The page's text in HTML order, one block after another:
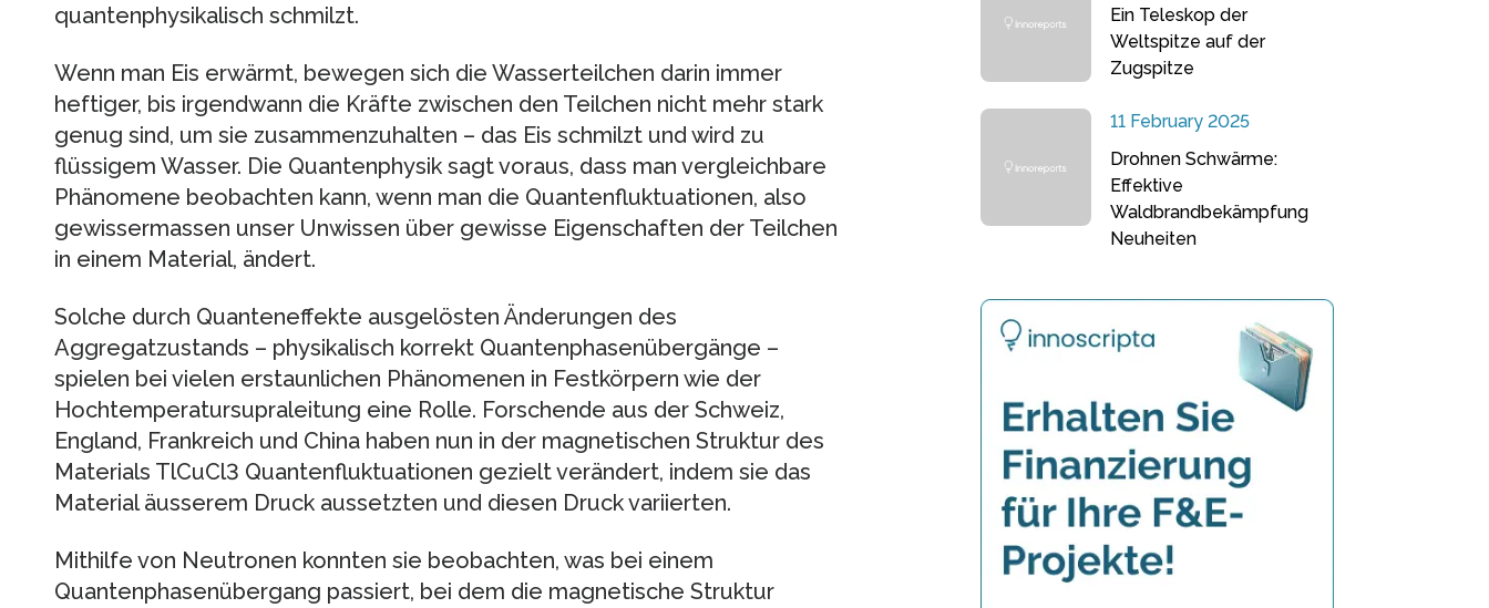
quantenphysikalisch schmilzt.
Wenn man Eis erwärmt, bewegen sich die Wasserteilchen darin immer
heftiger, bis irgendwann die Kräfte zwischen den Teilchen nicht mehr stark
genug sind, um sie zusammenzuhalten – das Eis schmilzt und wird zu
flüssigem Wasser. Die Quantenphysik sagt voraus, dass man vergleichbare
Phänomene beobachten kann, wenn man die Quantenfluktuationen, also
gewissermassen unser Unwissen über gewisse Eigenschaften der Teilchen
in einem Material, ändert.
Solche durch Quanteneffekte ausgelösten Änderungen des
Aggregatzustands – physikalisch korrekt Quantenphasenübergänge –
spielen bei vielen erstaunlichen Phänomenen in Festkörpern wie der
Hochtemperatursupraleitung eine Rolle. Forschende aus der Schweiz,
England, Frankreich und China haben nun in der magnetischen Struktur des
Materials TlCuCl3 Quantenfluktuationen gezielt verändert, indem sie das
Material äusserem Druck aussetzten und diesen Druck variierten.
Mithilfe von Neutronen konnten sie beobachten, was bei einem
Quantenphasenübergang passiert, bei dem die magnetische Struktur
Ein Teleskop der
Weltspitze auf der
Zugspitze
11 February 2025
Drohnen Schwärme:
Effektive
Waldbrandbekämpfung
Neuheiten